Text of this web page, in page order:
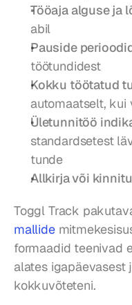
Tööaja alguse ja
abil
Pauside
töötundidest
Kokku töötatud
automaatselt, kui
Ületunnitöö
standardsetest
tunde
Allkirja või
Toggl Track
mallide
formaadid teenivad
alates igapäevasest
kokkuvõteteni.